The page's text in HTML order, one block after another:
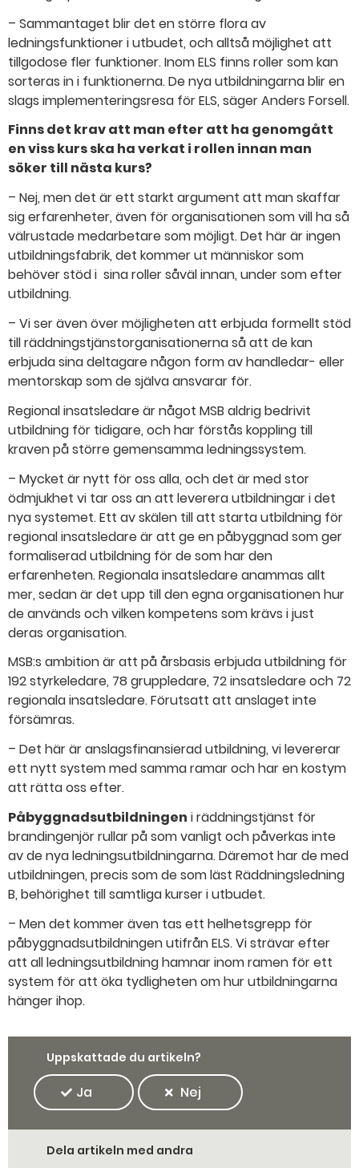
– Sammantaget blir det en större flora av
ledningsfunktioner i utbudet, och alltså möjlighet att
tillgodose fler funktioner. Inom ELS finns roller som kan
sorteras in i funktionerna. De nya utbildningarna blir en
slags implementeringsresa för ELS, säger Anders Forsell.
Finns det krav att man efter att ha genomgått
en viss kurs ska ha verkat i rollen innan man
söker till nästa kurs?
– Nej, men det är ett starkt argument att man skaffar
sig erfarenheter, även för organisationen som vill ha så
välrustade medarbetare som möjligt. Det här är ingen
utbildningsfabrik, det kommer ut människor som
behöver stöd i sina roller såväl innan, under som efter
utbildning.
– Vi ser även över möjligheten att erbjuda formellt stöd
till räddningstjänstorganisationerna så att de kan
erbjuda sina deltagare någon form av handledar- eller
mentorskap som de själva ansvarar för.
Regional insatsledare är något MSB aldrig bedrivit
utbildning för tidigare, och har förstås koppling till
kraven på större gemensamma ledningssystem.
– Mycket är nytt för oss alla, och det är med stor
ödmjukhet vi tar oss an att leverera utbildningar i det
nya systemet. Ett av skälen till att starta utbildning för
regional insatsledare är att ge en påbyggnad som ger
formaliserad utbildning för de som har den
erfarenheten. Regionala insatsledare anammas allt
mer, sedan är det upp till den egna organisationen hur
de används och vilken kompetens som krävs i just
deras organisation.
MSB:s ambition är att på årsbasis erbjuda utbildning för
192 styrkeledare, 78 gruppledare, 72 insatsledare och 72
regionala insatsledare. Förutsatt att anslaget inte
försämras.
– Det här är anslagsfinansierad utbildning, vi levererar
ett nytt system med samma ramar och har en kostym
att rätta oss efter.
Påbyggnadsutbildningen i räddningstjänst för
brandingenjör rullar på som vanligt och påverkas inte
av de nya ledningsutbildningarna. Däremot har de med
utbildningen, precis som de som läst Räddningsledning
B, behörighet till samtliga kurser i utbudet.
– Men det kommer även tas ett helhetsgrepp för
påbyggnadsutbildningen utifrån ELS. Vi strävar efter
att all ledningsutbildning hamnar inom ramen för ett
system för att öka tydligheten om hur utbildningarna
hänger ihop.
Uppskattade du artikeln?
Ja Nej
Dela artikeln med andra